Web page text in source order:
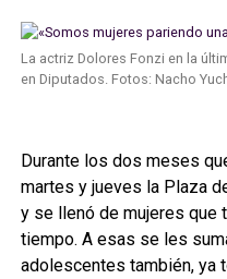
La actriz Dolores Fonzi en la
en Diputados. Fotos: Nacho
Durante los dos meses
martes y jueves la Plaza
y se llenó de mujeres que
tiempo. A esas se les
adolescentes también, ya